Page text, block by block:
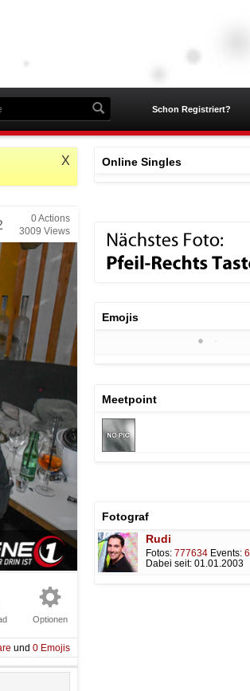
Schon Registriert?
X
0Actions
3009 Views
Optionen
und 0 Emojis
Online Singles
Emojis
Meetpoint
Fotograf
Rudi
Fotos: 777634 Events:
Dabei seit: 01.01.2003